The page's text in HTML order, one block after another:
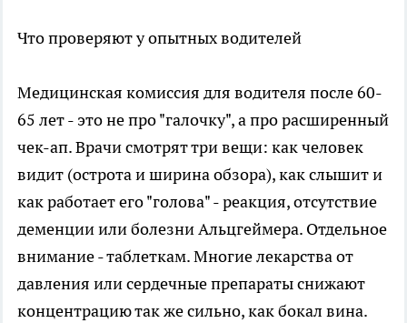
Что проверяют у опытных водителей
Медицинская комиссия для водителя после 60-
65 лет - это не про "галочку", а про расширенный
чек-ап. Врачи смотрят три вещи: как человек
видит (острота и ширина обзора), как слышит и
как работает его "голова" - реакция, отсутствие
деменции или болезни Альцгеймера. Отдельное
внимание - таблеткам. Многие лекарства от
давления или сердечные препараты снижают
концентрацию так же сильно, как бокал вина.